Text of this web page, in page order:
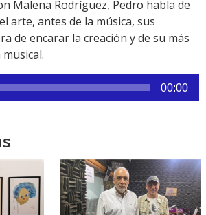
Link
Malena Rodríguez, Pedro habla de
arte, antes de la música, sus
de encarar la creación y de su más
00:00